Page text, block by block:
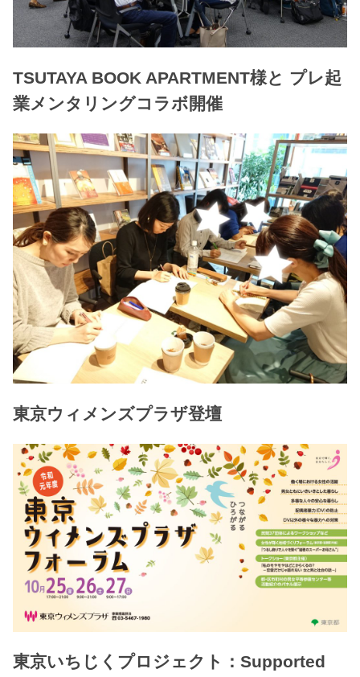
TSUTAYA BOOK APARTMENT様と プレ起
業メンタリングコラボ開催
東京ウィメンズプラザ登壇
東京いちじくプロジェクト：Supported